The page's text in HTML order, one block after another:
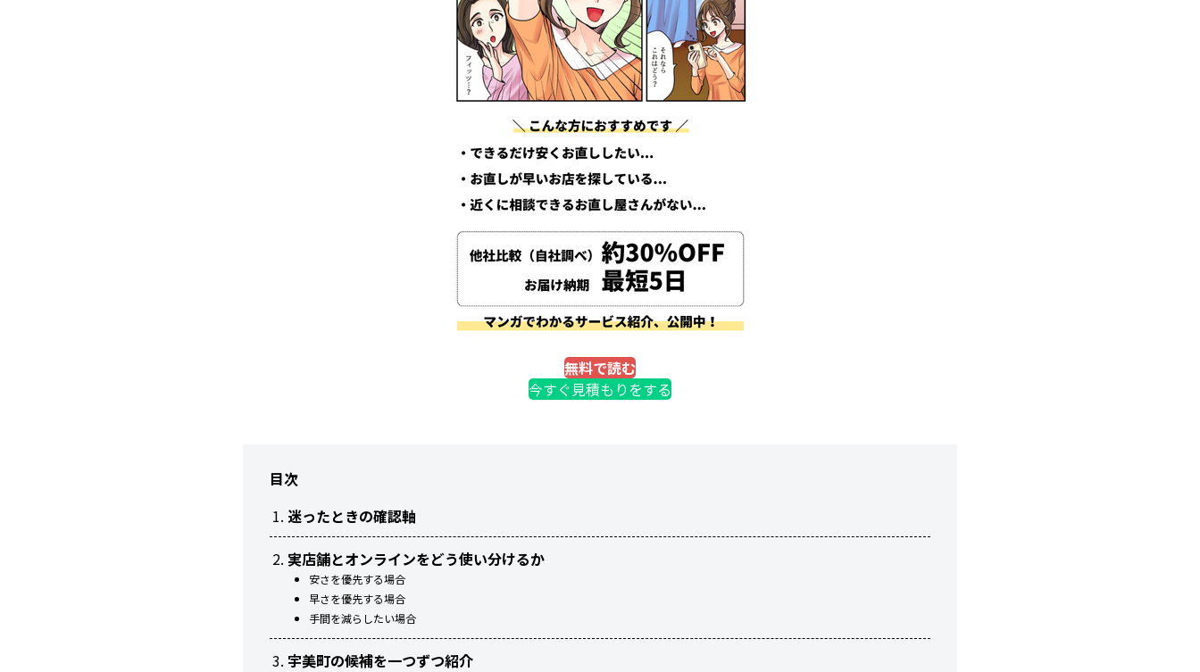
無料で読む
今すぐ見積もりをする
目次
迷ったときの確認軸
実店舗とオンラインをどう使い分けるか
安さを優先する場合
早さを優先する場合
手間を減らしたい場合
宇美町の候補を一つずつ紹介